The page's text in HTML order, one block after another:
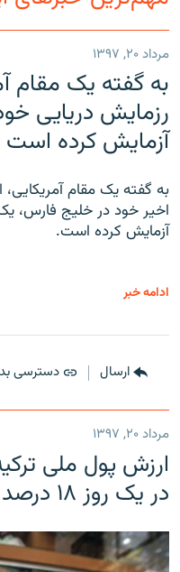
مرداد ۲۰, ۱۳۹۷
به گفته یک مقام
رزمایش دریایی
آزمایش کرده است
به گفته یک مقام آمریکایی،
اخیر خود در خلیج فارس،
آزمایش کرده است.
ادامه خبر
ارسال دسترسی
مرداد ۲۰, ۱۳۹۷
ارزش پول ملی
در یک روز ۱۸ درصد سقوط کرد